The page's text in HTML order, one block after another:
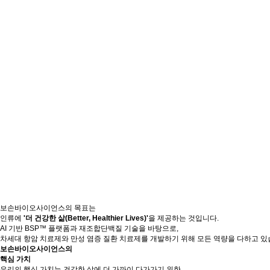
보손바이오사이언스의 목표는
인류에 '더 건강한 삶(Better, Healthier Lives)'을 제공하는 것입니다.
AI 기반 BSP™ 플랫폼과 재조합단백질 기술을 바탕으로,
차세대 항암 치료제와 만성 염증 질환 치료제를 개발하기 위해 모든 역량을 다하고 있
보손바이오사이언스의
핵심 가치